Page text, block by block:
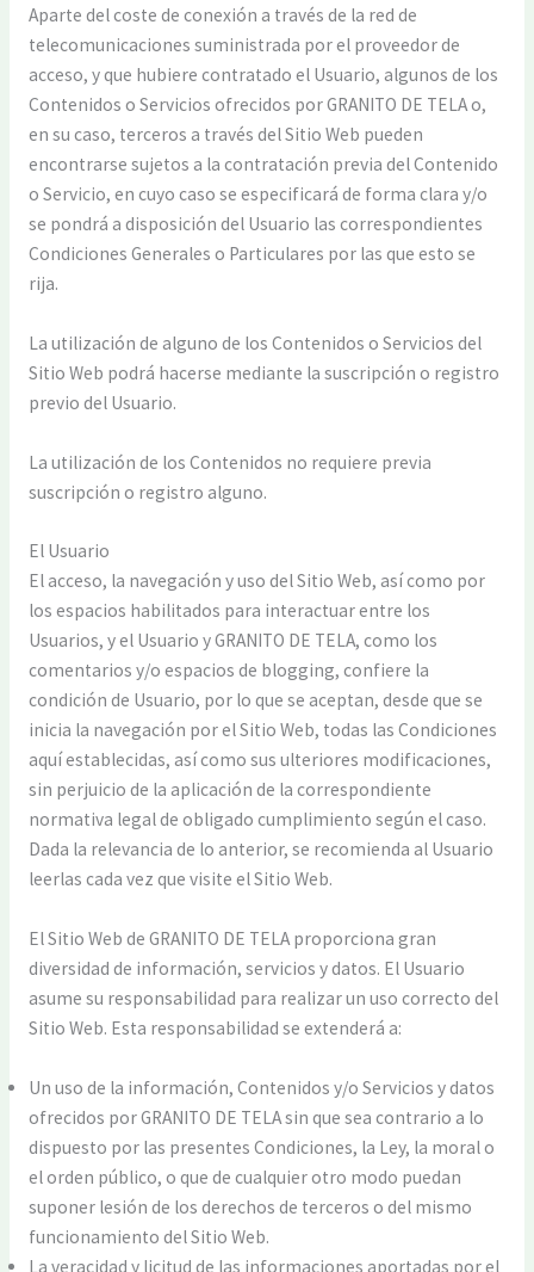
Aparte del coste de conexión a través de la red de
telecomunicaciones suministrada por el proveedor de
acceso, y que hubiere contratado el Usuario, algunos de los
Contenidos o Servicios ofrecidos por GRANITO DE TELA o,
en su caso, terceros a través del Sitio Web pueden
encontrarse sujetos a la contratación previa del Contenido
o Servicio, en cuyo caso se especificará de forma clara y/o
se pondrá a disposición del Usuario las correspondientes
Condiciones Generales o Particulares por las que esto se
rija.
La utilización de alguno de los Contenidos o Servicios del
Sitio Web podrá hacerse mediante la suscripción o registro
previo del Usuario.
La utilización de los Contenidos no requiere previa
suscripción o registro alguno.
El Usuario
El acceso, la navegación y uso del Sitio Web, así como por
los espacios habilitados para interactuar entre los
Usuarios, y el Usuario y GRANITO DE TELA, como los
comentarios y/o espacios de blogging, confiere la
condición de Usuario, por lo que se aceptan, desde que se
inicia la navegación por el Sitio Web, todas las Condiciones
aquí establecidas, así como sus ulteriores modificaciones,
sin perjuicio de la aplicación de la correspondiente
normativa legal de obligado cumplimiento según el caso.
Dada la relevancia de lo anterior, se recomienda al Usuario
leerlas cada vez que visite el Sitio Web.
El Sitio Web de GRANITO DE TELA proporciona gran
diversidad de información, servicios y datos. El Usuario
asume su responsabilidad para realizar un uso correcto del
Sitio Web. Esta responsabilidad se extenderá a:
Un uso de la información, Contenidos y/o Servicios y datos
ofrecidos por GRANITO DE TELA sin que sea contrario a lo
dispuesto por las presentes Condiciones, la Ley, la moral o
el orden público, o que de cualquier otro modo puedan
suponer lesión de los derechos de terceros o del mismo
funcionamiento del Sitio Web.
La veracidad y licitud de las informaciones aportadas por el